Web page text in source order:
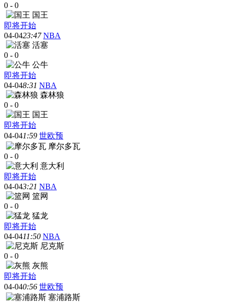
0 - 0
国王
即将开始
04-0423:47 NBA
活塞
0 - 0
公牛
即将开始
04-048:31 NBA
森林狼
0 - 0
国王
即将开始
04-041:59 世欧预
摩尔多瓦
0 - 0
意大利
即将开始
04-043:21 NBA
篮网
0 - 0
猛龙
即将开始
04-0411:50 NBA
尼克斯
0 - 0
灰熊
即将开始
04-040:56 世欧预
塞浦路斯